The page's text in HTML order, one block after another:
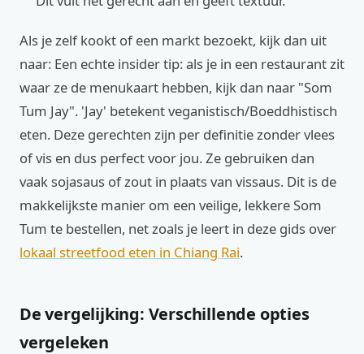
Als je zelf kookt of een markt bezoekt, kijk dan uit
naar: Een echte insider tip: als je in een restaurant zit
waar ze de menukaart hebben, kijk dan naar "Som
Tum Jay". 'Jay' betekent veganistisch/Boeddhistisch
eten. Deze gerechten zijn per definitie zonder vlees
of vis en dus perfect voor jou. Ze gebruiken dan
vaak sojasaus of zout in plaats van vissaus. Dit is de
makkelijkste manier om een veilige, lekkere Som
Tum te bestellen, net zoals je leert in deze gids over
lokaal streetfood eten in Chiang Rai.
De vergelijking: Verschillende opties
vergeleken